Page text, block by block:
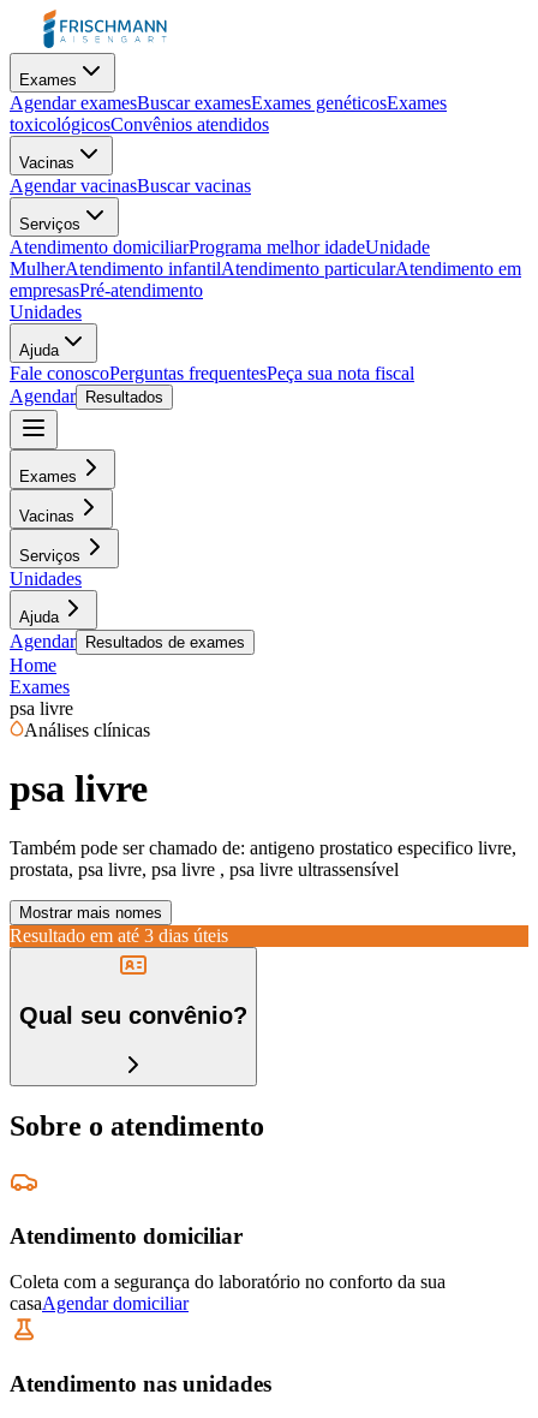
Exames
Agendar examesBuscar examesExames genéticosExames
toxicológicosConvênios atendidos
Vacinas
Agendar vacinasBuscar vacinas
Serviços
Atendimento domiciliarPrograma melhor idadeUnidade
MulherAtendimento infantilAtendimento particularAtendimento em
empresasPré-atendimento
Unidades
Ajuda
Fale conoscoPerguntas frequentesPeça sua nota fiscal
Agendar
Resultados
Exames
Vacinas
Serviços
Unidades
Ajuda
Agendar Resultados de exames
Home
Exames
psa livre
Análises clínicas
psa livre
Também pode ser chamado de: antigeno prostatico especifico livre,
prostata, psa livre, psa livre , psa livre ultrassensível
Mostrar mais nomes
Resultado em até 3 dias úteis
Qual seu convênio?
Sobre o atendimento
Atendimento domiciliar
Coleta com a segurança do laboratório no conforto da sua
casaAgendar domiciliar
Atendimento nas unidades